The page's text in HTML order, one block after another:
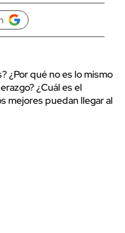
¿Por qué no es lo mismo
¿Cuál es el
mejores puedan llegar al